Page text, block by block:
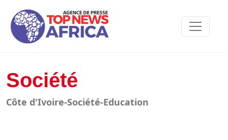
Société
Côte d'Ivoire-Société-Education